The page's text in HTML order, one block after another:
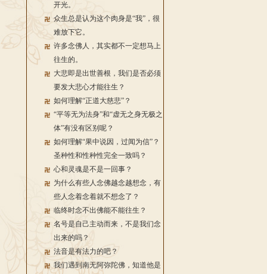
开光。
众生总是认为这个肉身是“我”，很
难放下它。
许多念佛人，其实都不一定想马上
往生的。
大悲即是出世善根，我们是否必须
要发大悲心才能往生？
如何理解“正道大慈悲”？
“平等无为法身”和“虚无之身无极之
体”有没有区别呢？
如何理解“果中说因，过闻为信”？
圣种性和性种性完全一致吗？
心和灵魂是不是一回事？
为什么有些人念佛越念越想念，有
些人念着念着就不想念了？
临终时念不出佛能不能往生？
名号是自己主动而来，不是我们念
出来的吗？
法音是有法力的吧？
我们遇到南无阿弥陀佛，知道他是